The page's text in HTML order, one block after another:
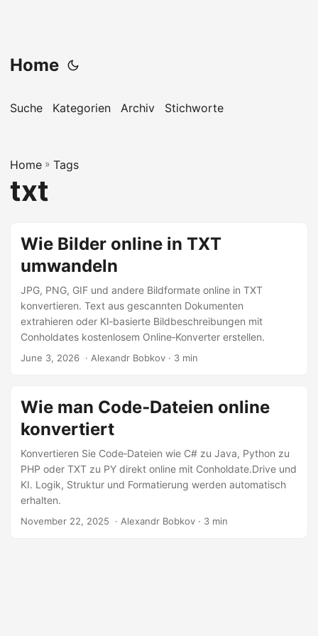
Home
Suche Kategorien Archiv Stichworte
Home » Tags
txt
Wie Bilder online in TXT
umwandeln
JPG, PNG, GIF und andere Bildformate online in TXT
konvertieren. Text aus gescannten Dokumenten
extrahieren oder KI‑basierte Bildbeschreibungen mit
Conholdates kostenlosem Online‑Konverter erstellen.
June 3, 2026 ‎ · Alexandr Bobkov · 3 min
Wie man Code‑Dateien online
konvertiert
Konvertieren Sie Code‑Dateien wie C# zu Java, Python zu
PHP oder TXT zu PY direkt online mit Conholdate.Drive und
KI. Logik, Struktur und Formatierung werden automatisch
erhalten.
November 22, 2025 ‎ · Alexandr Bobkov · 3 min